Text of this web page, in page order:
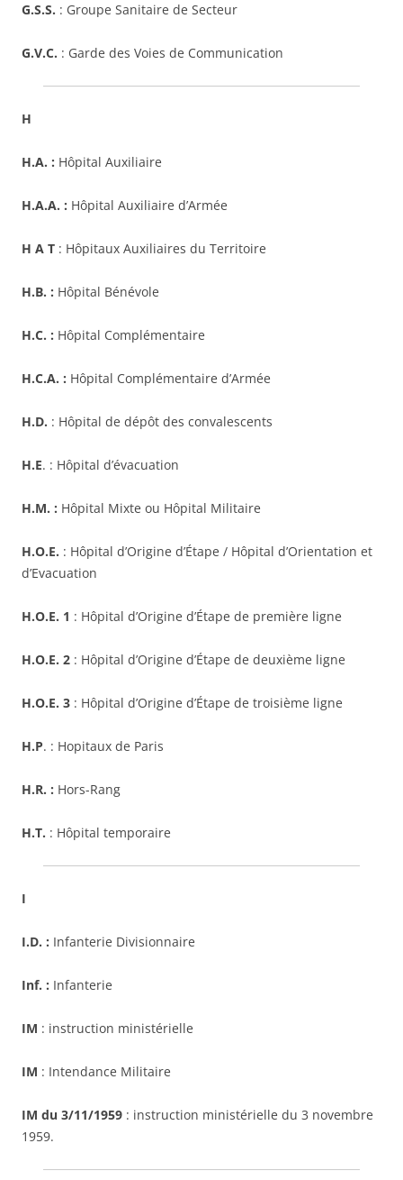
G.S.S. : Groupe Sanitaire de Secteur
G.V.C. : Garde des Voies de Communication
H
H.A. : Hôpital Auxiliaire
H.A.A. : Hôpital Auxiliaire d’Armée
H A T : Hôpitaux Auxiliaires du Territoire
H.B. : Hôpital Bénévole
H.C. : Hôpital Complémentaire
H.C.A. : Hôpital Complémentaire d’Armée
H.D. : Hôpital de dépôt des convalescents
H.E. : Hôpital d’évacuation
H.M. : Hôpital Mixte ou Hôpital Militaire
H.O.E. : Hôpital d’Origine d’Étape / Hôpital d’Orientation et
d’Evacuation
H.O.E. 1 : Hôpital d’Origine d’Étape de première ligne
H.O.E. 2 : Hôpital d’Origine d’Étape de deuxième ligne
H.O.E. 3 : Hôpital d’Origine d’Étape de troisième ligne
H.P. : Hopitaux de Paris
H.R. : Hors-Rang
H.T. : Hôpital temporaire
I
I.D. : Infanterie Divisionnaire
Inf. : Infanterie
IM : instruction ministérielle
IM : Intendance Militaire
IM du 3/11/1959 : instruction ministérielle du 3 novembre
1959.